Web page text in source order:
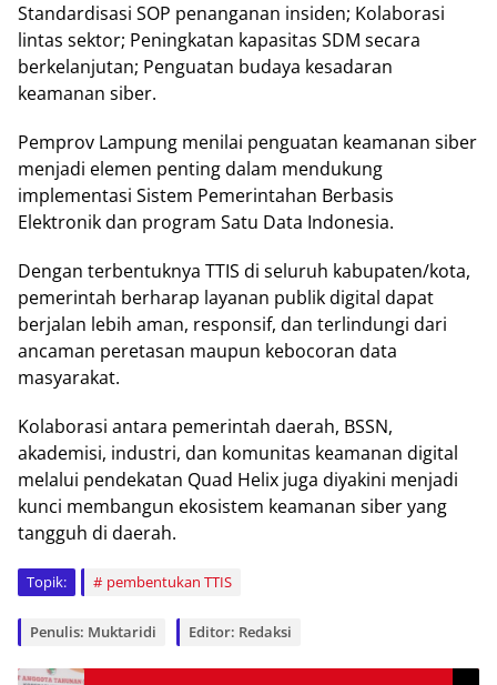
Standardisasi SOP penanganan insiden; Kolaborasi
lintas sektor; Peningkatan kapasitas SDM secara
berkelanjutan; Penguatan budaya kesadaran
keamanan siber.
Pemprov Lampung menilai penguatan keamanan siber
menjadi elemen penting dalam mendukung
implementasi Sistem Pemerintahan Berbasis
Elektronik dan program Satu Data Indonesia.
Dengan terbentuknya TTIS di seluruh kabupaten/kota,
pemerintah berharap layanan publik digital dapat
berjalan lebih aman, responsif, dan terlindungi dari
ancaman peretasan maupun kebocoran data
masyarakat.
Kolaborasi antara pemerintah daerah, BSSN,
akademisi, industri, dan komunitas keamanan digital
melalui pendekatan Quad Helix juga diyakini menjadi
kunci membangun ekosistem keamanan siber yang
tangguh di daerah.
Topik: pembentukan TTIS
Penulis: Muktaridi Editor: Redaksi